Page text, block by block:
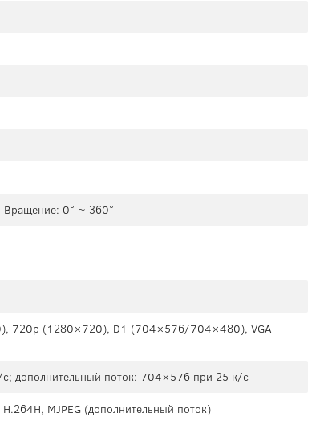
0° ~ 360°
720p (1280×720), D1 (704×576/704×480), VGA
дополнительный поток: 704×576 при 25 к/с
MJPEG (дополнительный поток)